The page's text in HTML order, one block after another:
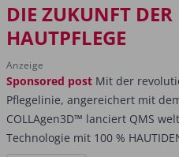
DIE ZUKUNFT DER
HAUTPFLEGE
Anzeige
Sponsored post Mit der
Pflegelinie, angereichert mit
COLLAgen3D™ lanciert QMS
Technologie mit 100 %